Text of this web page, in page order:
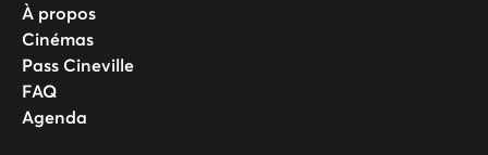
À propos
Cinémas
Pass Cineville
FAQ
Agenda